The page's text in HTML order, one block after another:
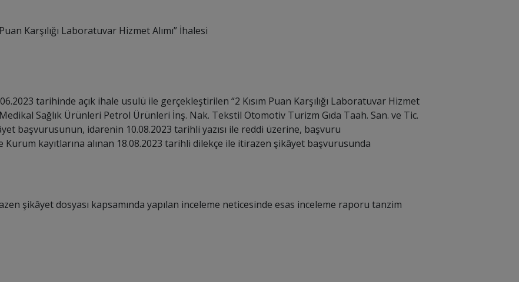
Puan Karşılığı Laboratuvar Hizmet Alımı” İhalesi
tarihinde açık ihale usulü ile gerçekleştirilen “2 Kısım Puan Karşılığı Laboratuvar Hizmet
Sağlık Ürünleri Petrol Ürünleri İnş. Nak. Tekstil Otomotiv Turizm Gıda Taah. San. ve Tic.
başvurusunun, idarenin 10.08.2023 tarihli yazısı ile reddi üzerine, başvuru
Kurum kayıtlarına alınan 18.08.2023 tarihli dilekçe ile itirazen şikâyet başvurusunda
şikâyet dosyası kapsamında yapılan inceleme neticesinde esas inceleme raporu tanzim